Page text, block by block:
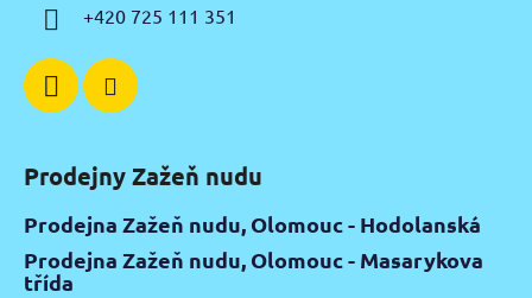
+420 725 111 351
Prodejny Zažeň nudu
Prodejna Zažeň nudu, Olomouc - Hodolanská
Prodejna Zažeň nudu, Olomouc - Masarykova
třída